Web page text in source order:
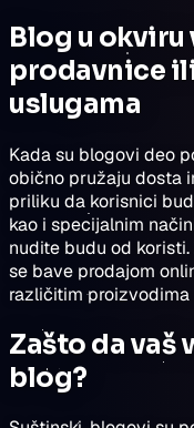
Blog u
prodavnice
uslugama
Kada su blogovi deo
obično pružaju dosta
priliku da korisnici
kao i specijalnim
nudite budu od
se bave prodajom
različitim
Zašto da vaš
blog?